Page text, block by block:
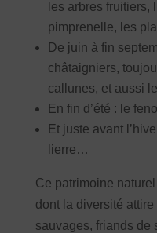
les arbres fruitiers,
pimprenelle, les
De juin à fin
châtaigniers,
callunes, et aussi
En fin d’été : le
Et juste avant
lierre…
Ce patrimoine
dont la diversité
sauvages, friands de